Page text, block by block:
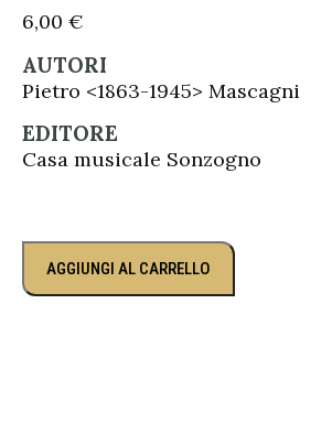
6,00 €
AUTORI
Pietro <1863-1945> Mascagni
EDITORE
Casa musicale Sonzogno
AGGIUNGI AL CARRELLO